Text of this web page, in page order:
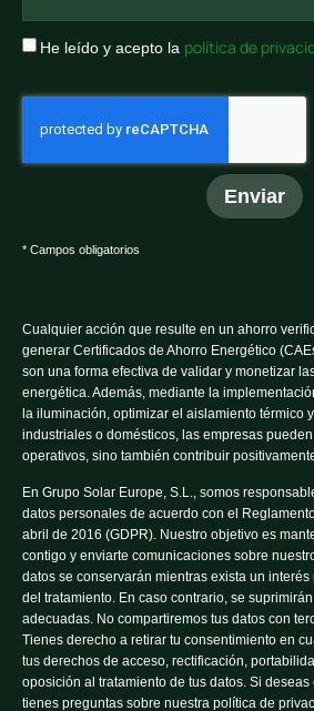
He leído y acepto la política de
Enviar
* Campos obligatorios
Cualquier acción que resulte en un ahorro
generar Certificados de Ahorro Energético
son una forma efectiva de validar y monetizar
energética. Además, mediante la
la iluminación, optimizar el aislamiento térmico
industriales o domésticos, las empresas
operativos, sino también contribuir
En Grupo Solar Europe, S.L., somos
datos personales de acuerdo con el
abril de 2016 (GDPR). Nuestro objetivo es
contigo y enviarte comunicaciones sobre
datos se conservarán mientras exista un
del tratamiento. En caso contrario, se
adecuadas. No compartiremos tus datos con
Tienes derecho a retirar tu consentimiento en
tus derechos de acceso, rectificación,
oposición al tratamiento de tus datos. Si
tienes preguntas sobre nuestra política de